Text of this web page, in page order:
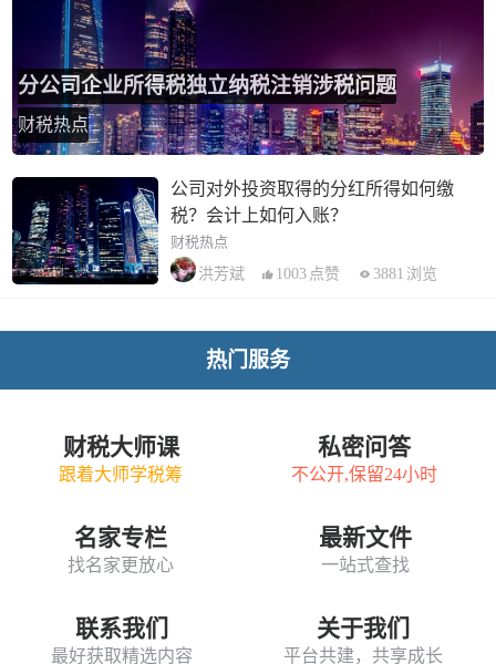
分公司企业所得税独立纳税注销涉税问题
财税热点
公司对外投资取得的分红所得如何缴
税？会计上如何入账？
财税热点
洪芳斌
1003 点赞 3881 浏览
热门服务
财税大师课
跟着大师学税筹
私密问答
不公开,保留24小时
名家专栏
找名家更放心
最新文件
一站式查找
联系我们
最好获取精选内容
关于我们
平台共建，共享成长